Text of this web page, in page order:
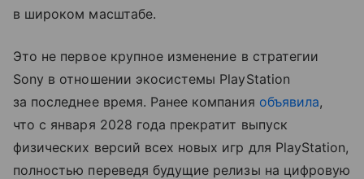
в широком масштабе.
Это не первое крупное изменение в стратегии
Sony в отношении экосистемы PlayStation
за последнее время. Ранее компания объявила,
что с января 2028 года прекратит выпуск
физических версий всех новых игр для PlayStation,
полностью переведя будущие релизы на цифровую